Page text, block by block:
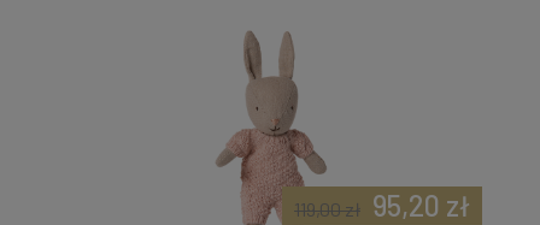
95,20 zł
119,00 zł